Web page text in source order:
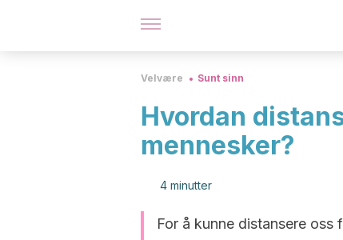
Velvære Sunt sinn
Hvordan
mennesker?
4 minutter
For å kunne distansere